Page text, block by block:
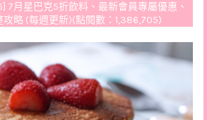
7月星巴克5折飲料、最新會員專屬優惠、
略 (每週更新)(點閱數：1,386,705)